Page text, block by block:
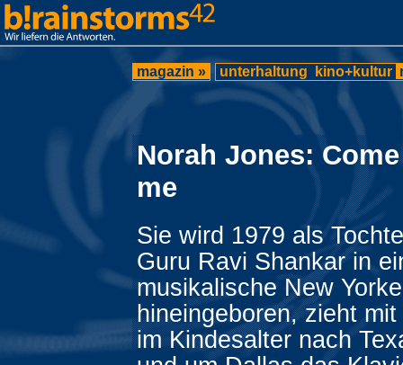
magazin » unterhaltung kino+kultur
Norah Jones:
me
Sie wird 1979 als
Guru Ravi Shankar in
musikalische New
hineingeboren, zieht
im Kindesalter nach